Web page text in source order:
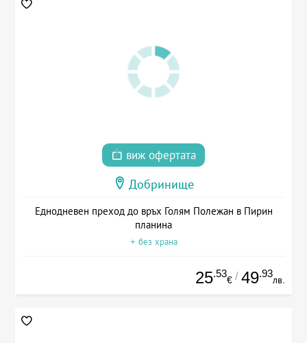
виж офертата
Добринище
Еднодневен преход до връх Голям Полежан в Пирин
планина
+ без храна
25.53
€ / 49.93
лв.